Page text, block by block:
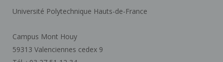
Université Polytechnique Hauts-de-France
Campus Mont Houy
59313 Valenciennes cedex 9